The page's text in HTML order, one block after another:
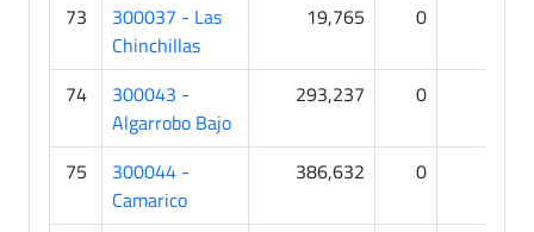
73
300037 - Las
Chinchillas
19,765 0
74
300043 -
Algarrobo Bajo
293,237 0
75
300044 -
Camarico
386,632 0